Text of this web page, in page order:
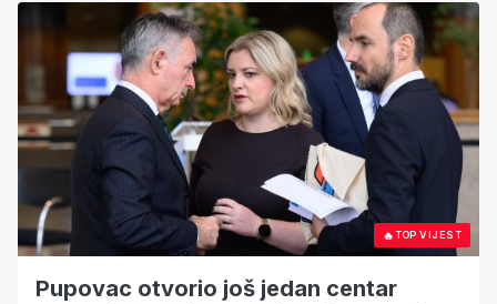
🔥TOP VIJEST
Pupovac otvorio još jedan centar